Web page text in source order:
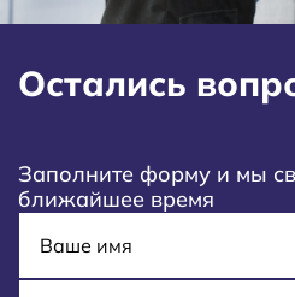
Остались
Заполните форму и мы
ближайшее время